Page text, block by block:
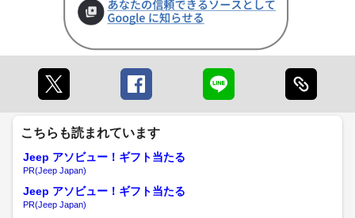
こちらも読まれています
Jeep アソビュー！ギフト当たる
PR(Jeep Japan)
Jeep アソビュー！ギフト当たる
PR(Jeep Japan)